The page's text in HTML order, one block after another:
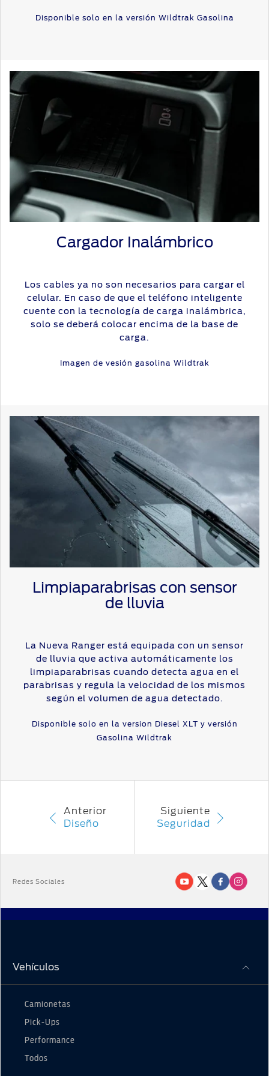
Disponible solo en la versión Wildtrak Gasolina
Cargador Inalámbrico
Los cables ya no son necesarios para cargar el
celular. En caso de que el teléfono inteligente
cuente con la tecnología de carga inalámbrica,
solo se deberá colocar encima de la base de
carga.
Imagen de vesión gasolina Wildtrak
Limpiaparabrisas con sensor
de lluvia
La Nueva Ranger está equipada con un sensor
de lluvia que activa automáticamente los
limpiaparabrisas cuando detecta agua en el
parabrisas y regula la velocidad de los mismos
según el volumen de agua detectado.
Disponible solo en la version Diesel XLT y versión
Gasolina Wildtrak
Anterior
Diseño
Siguiente
Seguridad
Redes Sociales
Vehículos
Camionetas
Pick-Ups
Performance
Todos